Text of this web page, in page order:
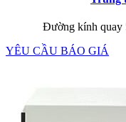
Đường kính quay
YÊU CẦU BÁO GIÁ